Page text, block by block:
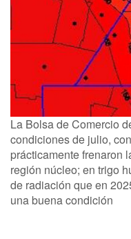
La Bolsa de Comercio
condiciones de julio,
prácticamente frenaron
región núcleo; en trigo
de radiación que en
una buena condición